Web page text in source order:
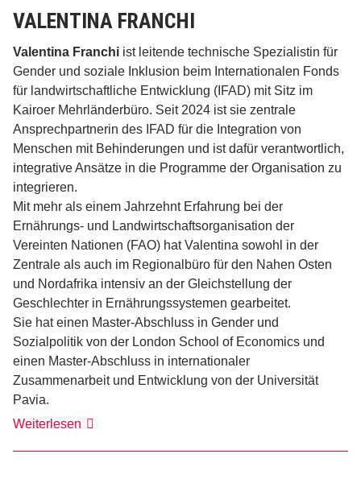
VALENTINA FRANCHI
Valentina Franchi ist leitende technische Spezialistin für
Gender und soziale Inklusion beim Internationalen Fonds
für landwirtschaftliche Entwicklung (IFAD) mit Sitz im
Kairoer Mehrländerbüro. Seit 2024 ist sie zentrale
Ansprechpartnerin des IFAD für die Integration von
Menschen mit Behinderungen und ist dafür verantwortlich,
integrative Ansätze in die Programme der Organisation zu
integrieren.
Mit mehr als einem Jahrzehnt Erfahrung bei der
Ernährungs- und Landwirtschaftsorganisation der
Vereinten Nationen (FAO) hat Valentina sowohl in der
Zentrale als auch im Regionalbüro für den Nahen Osten
und Nordafrika intensiv an der Gleichstellung der
Geschlechter in Ernährungssystemen gearbeitet.
Sie hat einen Master-Abschluss in Gender und
Sozialpolitik von der London School of Economics und
einen Master-Abschluss in internationaler
Zusammenarbeit und Entwicklung von der Universität
Pavia.
Weiterlesen Valentina